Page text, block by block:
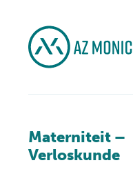
Materniteit –
Verloskunde